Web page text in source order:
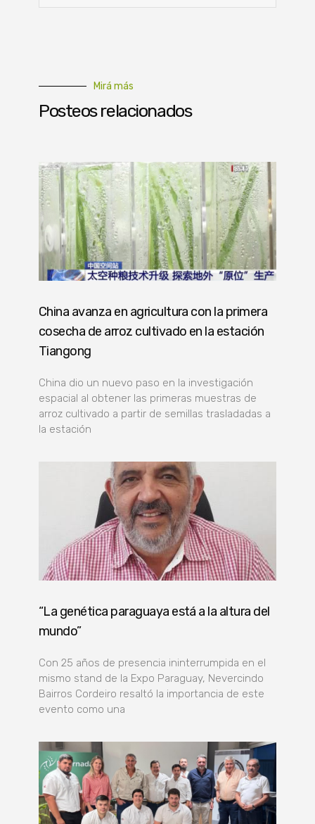
Mirá más
Posteos relacionados
China avanza en agricultura con la primera
cosecha de arroz cultivado en la estación
Tiangong
China dio un nuevo paso en la investigación
espacial al obtener las primeras muestras de
arroz cultivado a partir de semillas trasladadas a
la estación
“La genética paraguaya está a la altura del
mundo”
Con 25 años de presencia ininterrumpida en el
mismo stand de la Expo Paraguay, Nevercindo
Bairros Cordeiro resaltó la importancia de este
evento como una